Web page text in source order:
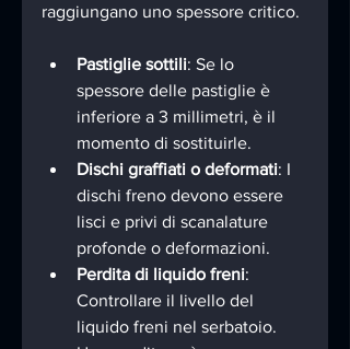
raggiungano uno spessore critico.
Pastiglie sottili: Se lo
spessore delle pastiglie è
inferiore a 3 millimetri, è il
momento di sostituirle.
Dischi graffiati o deformati: I
dischi freno devono essere
lisci e privi di scanalature
profonde o deformazioni.
Perdita di liquido freni:
Controllare il livello del
liquido freni nel serbatoio.